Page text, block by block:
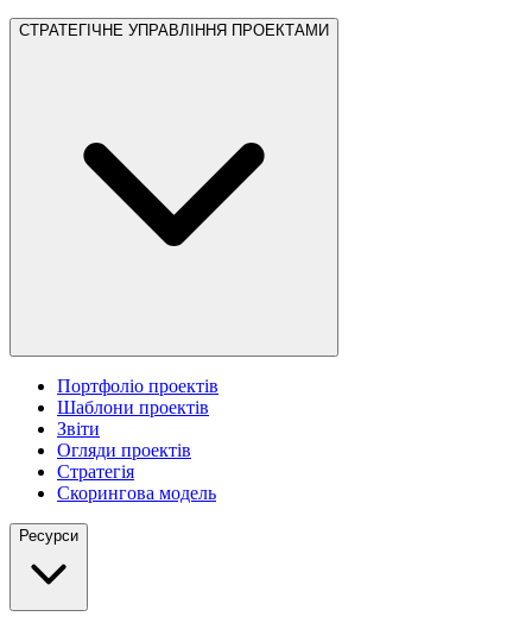
СТРАТЕГІЧНЕ УПРАВЛІННЯ ПРОЕКТАМИ
Портфоліо проектів
Шаблони проектів
Звіти
Огляди проектів
Стратегія
Скорингова модель
Ресурси